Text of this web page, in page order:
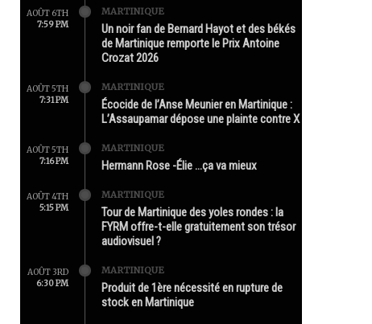
AOÛT 6TH
7:59 PM
MARTINIQUE
Un noir fan de Bernard Hayot et des békés
de Martinique remporte le Prix Antoine
Crozat 2026
AOÛT 5TH
7:31 PM
MARTINIQUE
Écocide de l’Anse Meunier en Martinique :
L’Assaupamar dépose une plainte contre X
AOÛT 5TH
7:16 PM
MARTINIQUE
Hermann Rose -Élie …ça va mieux
AOÛT 4TH
5:15 PM
MARTINIQUE
Tour de Martinique des yoles rondes : la
FYRM offre-t-elle gratuitement son trésor
audiovisuel ?
AOÛT 3RD
6:30 PM
MARTINIQUE
Produit de 1ère nécessité en rupture de
stock en Martinique